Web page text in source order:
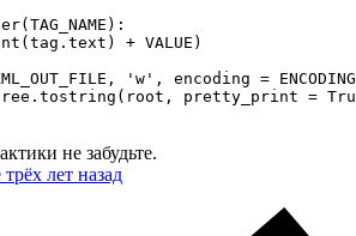
+ VALUE)
'w', encoding =
не забудьте.
трёх лет назад